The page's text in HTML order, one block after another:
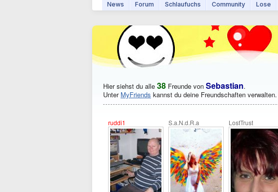
News Forum Schlaufuchs Community Lose
Hier siehst du alle 38 Freunde von Sebastian.
Unter MyFriends kannst du deine Freundschaften verwalten.
ruddi1 S.a.N.d.R.a LostTrust